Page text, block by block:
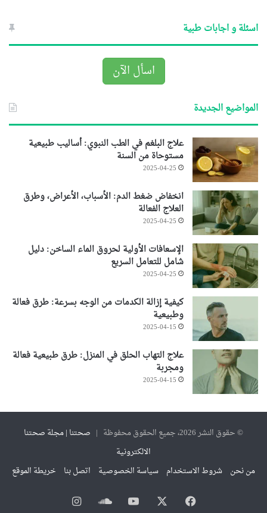
اسئلة و اجابات طبية
اسأل الآن
المواضيع الجديدة
علاج البلغم في الطب النبوي: أساليب طبيعية
مستوحاة من السنة
2025-04-25
انخفاض ضغط الدم: الأسباب، الأعراض، وطرق
العلاج الفعالة
2025-04-25
الإسعافات الأولية لحروق الماء الساخن: دليل
شامل للتعامل السريع
2025-04-25
كيفية إزالة الكدمات من الوجه بسرعة: طرق فعالة
وطبيعية
2025-04-15
علاج التهاب الحلق في المنزل: طرق طبيعية فعالة
ومجربة
2025-04-15
© حقوق النشر 2026، جميع الحقوق محفوظة |
صحتنا | مجلة صحتنا
الالكترونية
من نحن شروط الاستخدام سياسة الخصوصية اتصل بنا خريطة الموقع
فيسبوك ‫YouTubeساوند